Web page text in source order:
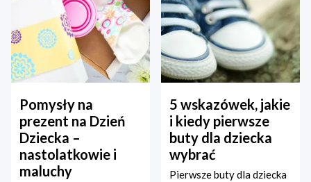
Pomysły na
prezent na Dzień
Dziecka –
nastolatkowie i
maluchy
5 wskazówek, jakie
i kiedy pierwsze
buty dla dziecka
wybrać
Pierwsze buty dla dziecka